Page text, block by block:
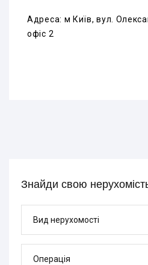
Адреса: м Київ, вул.
офіс 2
Знайди свою
Вид нерухомості
Операція